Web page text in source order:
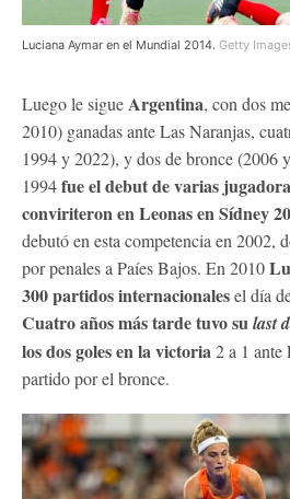
Luciana Aymar en el Mundial 2014. Getty
Luego le sigueArgentina, con dos
2010) ganadas ante Las Naranjas,
1994 y 2022), y dos de bronce (2006
1994fue el debut de varias
conviriteron en Leonas en Sídney
debutó en esta competencia en 2002,
por penales a Paíes Bajos. En 2010
300 partidos internacionalesel día
Cuatro años más tarde tuvo sulast
los dos goles en la victoria2 a 1 ante
partido por el bronce.